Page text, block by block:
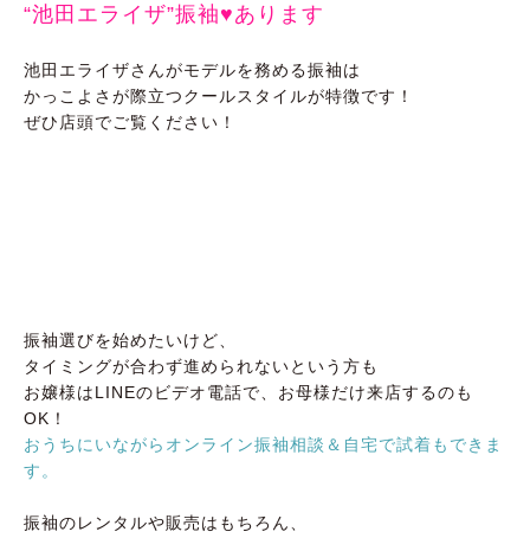
“池田エライザ”振袖♥あります
池田エライザさんがモデルを務める振袖は
かっこよさが際立つクールスタイルが特徴です！
ぜひ店頭でご覧ください！
振袖選びを始めたいけど、
タイミングが合わず進められないという方も
お嬢様はLINEのビデオ電話で、お母様だけ来店するのも
OK！
おうちにいながらオンライン振袖相談＆自宅で試着もできま
す。
振袖のレンタルや販売はもちろん、